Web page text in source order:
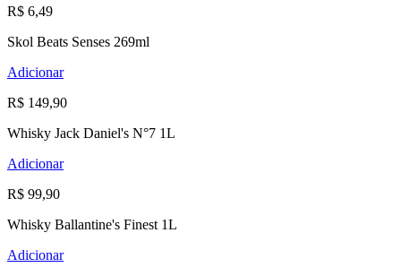
R$ 6,49
Skol Beats Senses 269ml
Adicionar
R$ 149,90
Whisky Jack Daniel's N°7 1L
Adicionar
R$ 99,90
Whisky Ballantine's Finest 1L
Adicionar